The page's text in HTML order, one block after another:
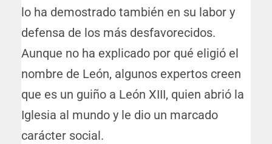
lo ha demostrado también en su labor y
defensa de los más desfavorecidos.
Aunque no ha explicado por qué eligió el
nombre de León, algunos expertos creen
que es un guiño a León XIII, quien abrió la
Iglesia al mundo y le dio un marcado
carácter social.